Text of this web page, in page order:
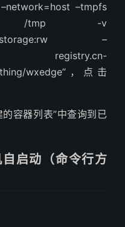
–tmpfs
/tmp -v
storage:rw –
registry.cn-
wxedge”，点击
容器列表”中查询到已
启动（命令行方